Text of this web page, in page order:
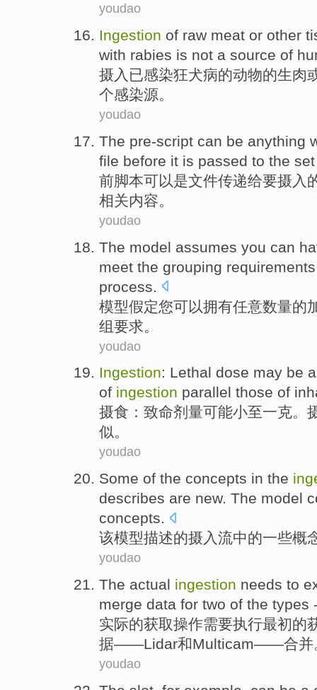
youdao
Ingestion of raw meat or other
with rabies is not a source of
摄入 已感染狂犬病的动物的生肉
个感染源。
youdao
The pre-script can be anything
file before it is passed to the set
前脚本可以是文件传递给要摄入
相关内容。
youdao
The model assumes you can
meet the grouping requirements
process
模型假定您可以拥有任意数量的
组要求 。
youdao
Ingestion: Lethal dose may be
of ingestion parallel those of
摄食 ： 致命剂量可能小至一克。
似。
youdao
Some of the concepts in the
describes are new. The model
concepts.
该模型描述的摄入流中的一些概
youdao
The actual ingestion needs to
merge data for two of the types
实际的获取操作需要执行最初的
据——Lidar和Multicam——合并
youdao